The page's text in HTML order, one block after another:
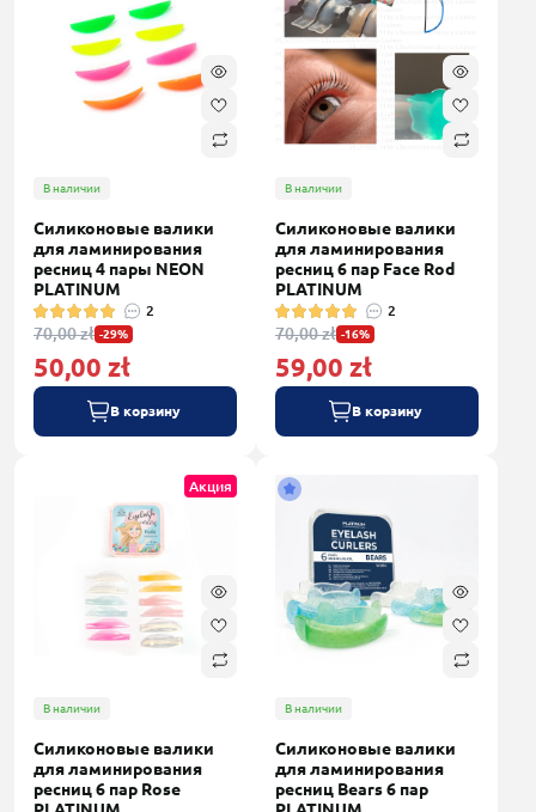
В наличии
Силиконовые валики
для ламинирования
ресниц 4 пары NEON
PLATINUM
2
70,00 zł -29%
50,00 zł
В корзину
В наличии
Силиконовые валики
для ламинирования
ресниц 6 пар Face Rod
PLATINUM
2
70,00 zł -16%
59,00 zł
В корзину
Акция
В наличии
Силиконовые валики
для ламинирования
ресниц 6 пар Rose
В наличии
Силиконовые валики
для ламинирования
ресниц Bears 6 пар